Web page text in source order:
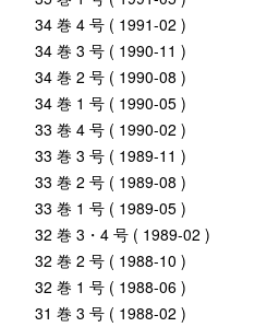
34 巻 4 号 ( 1991-02 )
34 巻 3 号 ( 1990-11 )
34 巻 2 号 ( 1990-08 )
34 巻 1 号 ( 1990-05 )
33 巻 4 号 ( 1990-02 )
33 巻 3 号 ( 1989-11 )
33 巻 2 号 ( 1989-08 )
33 巻 1 号 ( 1989-05 )
32 巻 3・4 号 ( 1989-02 )
32 巻 2 号 ( 1988-10 )
32 巻 1 号 ( 1988-06 )
31 巻 3 号 ( 1988-02 )